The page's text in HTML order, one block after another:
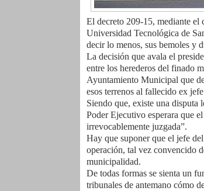
El decreto 209-15, mediante
Universidad Tecnológica de
decir lo menos, sus bemoles y
La decisión que avala el
entre los herederos del finado
Ayuntamiento Municipal que
esos terrenos al fallecido ex
Siendo que, existe una disputa
Poder Ejecutivo esperara que
irrevocablemente juzgada”.
Hay que suponer que el jefe
operación, tal vez convencido
municipalidad.
De todas formas se sienta un
tribunales de antemano cómo